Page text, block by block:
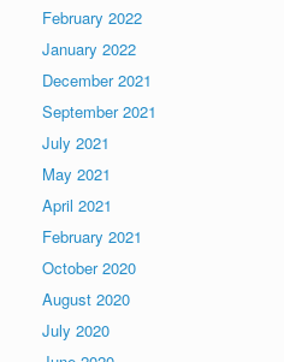
February 2022
January 2022
December 2021
September 2021
July 2021
May 2021
April 2021
February 2021
October 2020
August 2020
July 2020